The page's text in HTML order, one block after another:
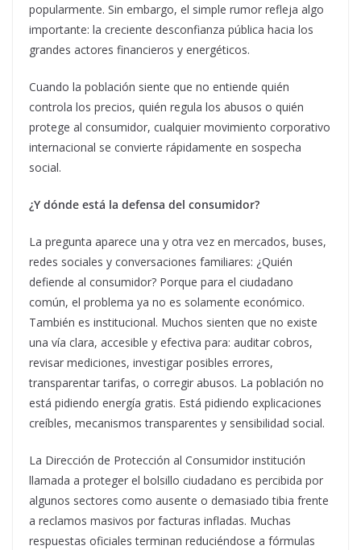
popularmente. Sin embargo, el simple rumor refleja algo
importante: la creciente desconfianza pública hacia los
grandes actores financieros y energéticos.
Cuando la población siente que no entiende quién
controla los precios, quién regula los abusos o quién
protege al consumidor, cualquier movimiento corporativo
internacional se convierte rápidamente en sospecha
social.
¿Y dónde está la defensa del consumidor?
La pregunta aparece una y otra vez en mercados, buses,
redes sociales y conversaciones familiares: ¿Quién
defiende al consumidor? Porque para el ciudadano
común, el problema ya no es solamente económico.
También es institucional. Muchos sienten que no existe
una vía clara, accesible y efectiva para: auditar cobros,
revisar mediciones, investigar posibles errores,
transparentar tarifas, o corregir abusos. La población no
está pidiendo energía gratis. Está pidiendo explicaciones
creíbles, mecanismos transparentes y sensibilidad social.
La Dirección de Protección al Consumidor institución
llamada a proteger el bolsillo ciudadano es percibida por
algunos sectores como ausente o demasiado tibia frente
a reclamos masivos por facturas infladas. Muchas
respuestas oficiales terminan reduciéndose a fórmulas